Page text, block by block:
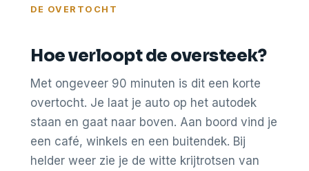
DE OVERTOCHT
Hoe verloopt de oversteek?
Met ongeveer 90 minuten is dit een korte
overtocht. Je laat je auto op het autodek
staan en gaat naar boven. Aan boord vind je
een café, winkels en een buitendek. Bij
helder weer zie je de witte krijtrotsen van